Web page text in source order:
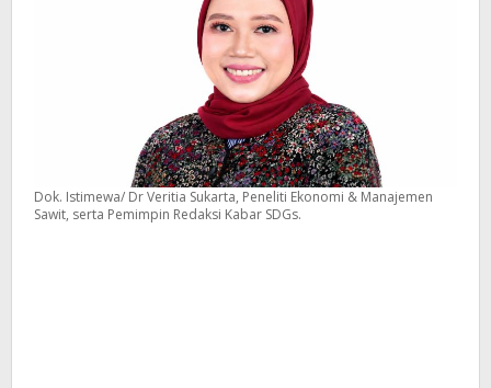
Dok. Istimewa/ Dr Veritia Sukarta, Peneliti Ekonomi & Manajemen
Sawit, serta Pemimpin Redaksi Kabar SDGs.